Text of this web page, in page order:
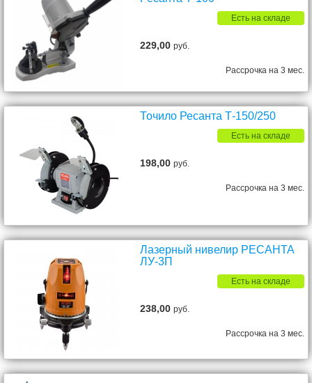
Есть на складе
229,00руб.
Рассрочка на 3 мес.
Точило Ресанта Т-150/250
Есть на складе
198,00руб.
Рассрочка на 3 мес.
Лазерный нивелир РЕСАНТА
ЛУ-3П
Есть на складе
238,00руб.
Рассрочка на 3 мес.